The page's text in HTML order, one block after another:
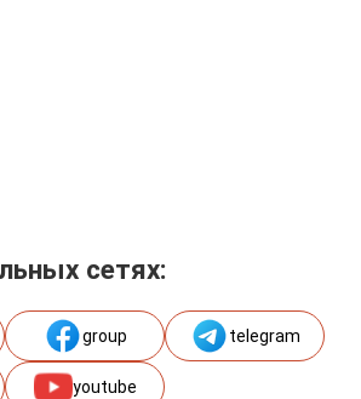
сетях:
group telegram
youtube